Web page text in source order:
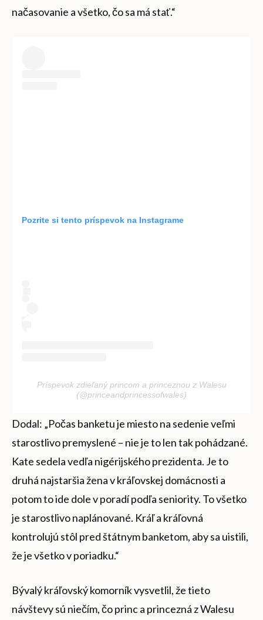
načasovanie a všetko, čo sa má stať.“
Pozrite si tento príspevok na Instagrame
Príspevok zdieľaný princom a princeznou z Walesu
(@princeandprincessofwales)
Dodal: „Počas banketu je miesto na sedenie veľmi
starostlivo premyslené – nie je to len tak pohádzané.
Kate sedela vedľa nigérijského prezidenta. Je to
druhá najstaršia žena v kráľovskej domácnosti a
potom to ide dole v poradí podľa seniority. To všetko
je starostlivo naplánované. Kráľ a kráľovná
kontrolujú stôl pred štátnym banketom, aby sa uistili,
že je všetko v poriadku.“
Bývalý kráľovský komorník vysvetlil, že tieto
návštevy sú niečím, čo princ a princezná z Walesu